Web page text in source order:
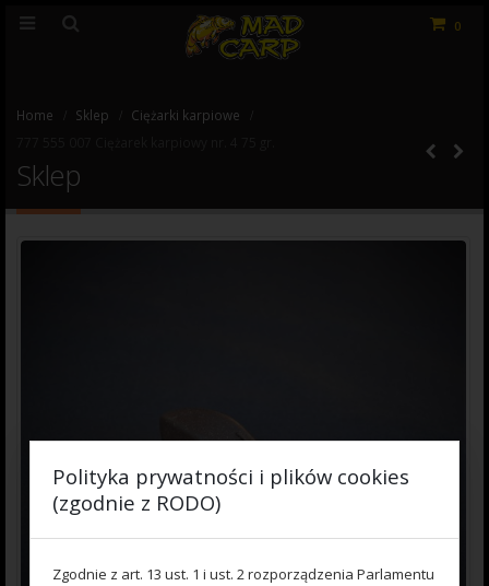
0
Home Sklep
Ciężarki karpiowe
Sklep
Polityka prywatności i plików cookies
(zgodnie z RODO)
Zgodnie z art. 13 ust. 1 i ust. 2 rozporządzenia Parlamentu